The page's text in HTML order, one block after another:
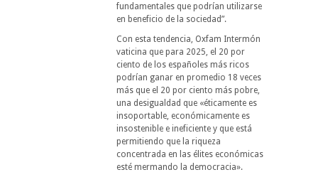
fundamentales que podrían utilizarse
en beneficio de la sociedad”.
Con esta tendencia, Oxfam Intermón
vaticina que para 2025, el 20 por
ciento de los españoles más ricos
podrían ganar en promedio 18 veces
más que el 20 por ciento más pobre,
una desigualdad que «éticamente es
insoportable, económicamente es
insostenible e ineficiente y que está
permitiendo que la riqueza
concentrada en las élites económicas
esté mermando la democracia».